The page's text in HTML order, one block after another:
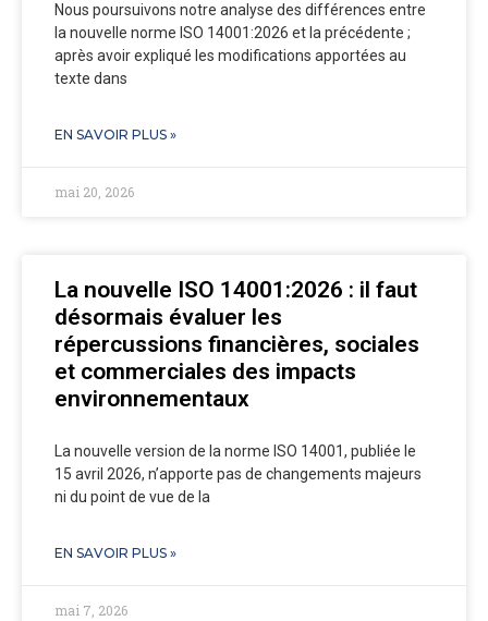
Nous poursuivons notre analyse des différences entre
la nouvelle norme ISO 14001:2026 et la précédente ;
après avoir expliqué les modifications apportées au
texte dans
EN SAVOIR PLUS »
mai 20, 2026
La nouvelle ISO 14001:2026 : il faut
désormais évaluer les
répercussions financières, sociales
et commerciales des impacts
environnementaux
La nouvelle version de la norme ISO 14001, publiée le
15 avril 2026, n’apporte pas de changements majeurs
ni du point de vue de la
EN SAVOIR PLUS »
mai 7, 2026